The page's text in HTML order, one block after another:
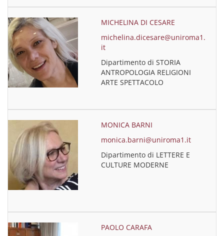
MICHELINA DI CESARE
michelina.dicesare@uniroma1.
it
Dipartimento di STORIA
ANTROPOLOGIA RELIGIONI
ARTE SPETTACOLO
MONICA BARNI
monica.barni@uniroma1.it
Dipartimento di LETTERE E
CULTURE MODERNE
PAOLO CARAFA